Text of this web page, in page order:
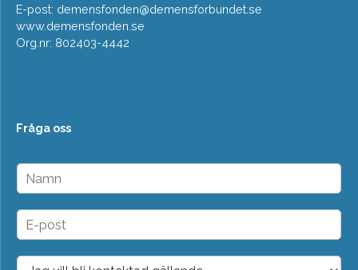
E-post: demensfonden@demensforbundet.se
www.demensfonden.se
Org.nr: 802403-4442
Fråga oss
N
m
n
E
p
o
D